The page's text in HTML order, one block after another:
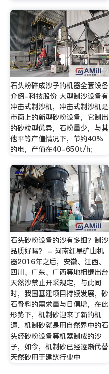
石头粉碎成沙子的机器全套设备
介绍-科技股份 大型制沙设备有
冲击式制沙机，冲击式制沙机是
市面上的新型砂粉设备，它制出
的砂粒型优异，石粉量少，与其
他平等产值情况下，节约40%
的电，产值在40-650t/h;
石头砂粉设备的沙有多细？制沙
品质好吗？ - 河南红星矿山机
器2016年之后，安徽、江西、
四川、广东、广西等地相继出台
天然沙禁止开采规定，与此同
时，我国基建项目持续发展，砂
石骨料的需求量与日俱增，在此
形势下，机制砂迎来了新的机
遇。机制砂就是用自然界中的石
头经砂粉设备等机器制成的沙
子，如今，机制砂已经逐渐代替
天然砂用于建筑行业中